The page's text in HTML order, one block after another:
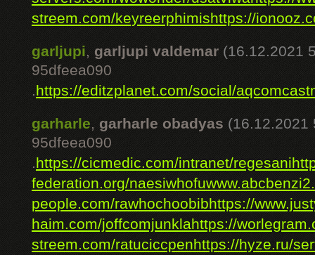
streem.com/keyreerphimishttps://
garljupi, garljupi valdemar (16.12.2021
95dfeea090
.https://editzplanet.com/social/
garharle, garharle obadyas (16.12.2021
95dfeea090
.https://cicmedic.com/intranet/regesani
federation.org/naesiwhofu
people.com/rawhochoobibhttps://
haim.com/joffcomjunklahttps://
streem.com/ratuciccpenhttps://hyze.ru/